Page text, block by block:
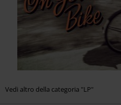
Vedi altro della categoria "LP"